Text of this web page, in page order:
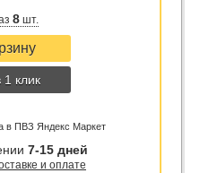
8шт.
1 клик
в ПВЗ Яндекс Маркет
7-15 дней
и оплате